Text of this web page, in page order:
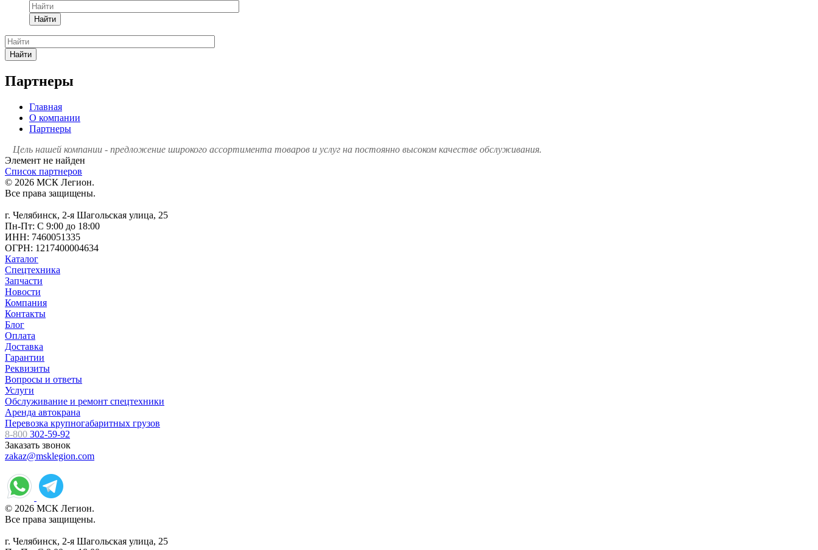
Найти
Найти
Партнеры
Главная
О компании
Партнеры
Цель нашей компании - предложение широкого ассортимента товаров и услуг на постоянно высоком качестве обслуживания.
Элемент не найден
Список партнеров
© 2026 МСК Легион.
Все права защищены.
г. Челябинск, 2-я Шагольская улица, 25
Пн-Пт: С 9:00 до 18:00
ИНН: 7460051335
ОГРН: 1217400004634
Каталог
Спецтехника
Запчасти
Новости
Компания
Контакты
Блог
Оплата
Доставка
Гарантии
Реквизиты
Вопросы и ответы
Услуги
Обслуживание и ремонт спецтехники
Аренда автокрана
Перевозка крупногабаритных грузов
8-800 302-59-92
Заказать звонок
zakaz@msklegion.com
© 2026 МСК Легион.
Все права защищены.
г. Челябинск, 2-я Шагольская улица, 25